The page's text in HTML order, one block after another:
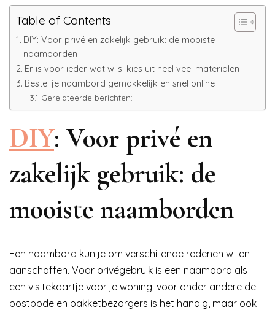
Table of Contents
DIY: Voor privé en zakelijk gebruik: de mooiste
naamborden
Er is voor ieder wat wils: kies uit heel veel materialen
Bestel je naambord gemakkelijk en snel online
Gerelateerde berichten:
DIY: Voor privé en
zakelijk gebruik: de
mooiste naamborden
Een naambord kun je om verschillende redenen willen
aanschaffen. Voor privégebruik is een naambord als
een visitekaartje voor je woning: voor onder andere de
postbode en pakketbezorgers is het handig, maar ook